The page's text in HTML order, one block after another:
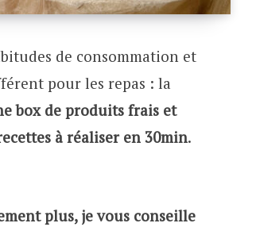
de consommation et
pour les repas : la
box de produits frais et
à réaliser en 30min.
plus, je vous conseille